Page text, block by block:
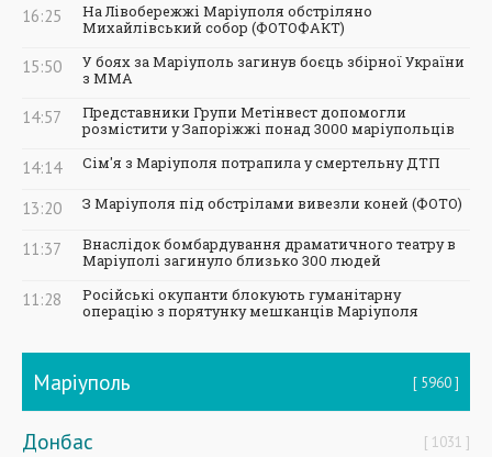
16:25
На Лівобережжі Маріуполя обстріляно
Михайлівський собор (ФОТОФАКТ)
15:50
У боях за Маріуполь загинув боєць збірної України
з ММА
14:57
Представники Групи Метінвест допомогли
розмістити у Запоріжжі понад 3000 маріупольців
14:14 Сім'я з Маріуполя потрапила у смертельну ДТП
13:20 З Маріуполя під обстрілами вивезли коней (ФОТО)
11:37
Внаслідок бомбардування драматичного театру в
Маріуполі загинуло близько 300 людей
11:28
Російські окупанти блокують гуманітарну
операцію з порятунку мешканців Маріуполя
Маріуполь 5960
Донбас 1031